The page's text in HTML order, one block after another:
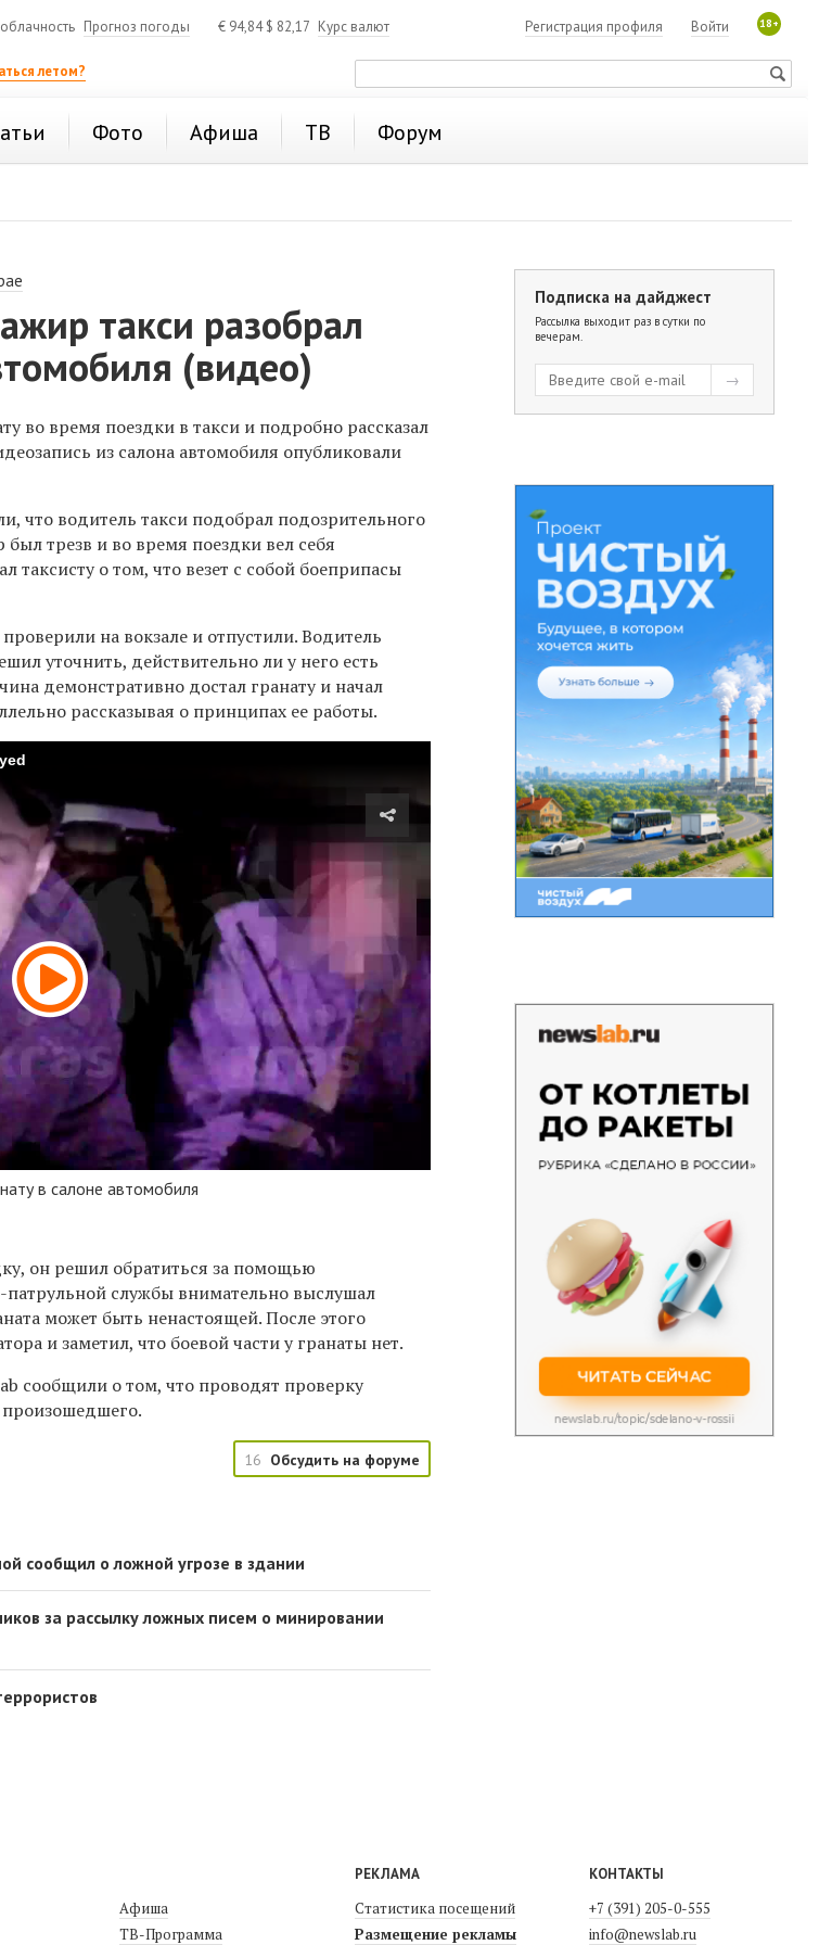
Прогноз погоды € 94,84$ 82,17 Курс валют 18+
Войти
Регистрация профиля
летом?
Фото Афиша ТВ Форум
такси разобрал
(видео)
во время поездки в такси и подробно рассказал
из салона автомобиля опубликовали
что водитель такси подобрал подозрительного
трезв и во время поездки вел себя
таксисту о том, что везет с собой боеприпасы
на вокзале и отпустили. Водитель
уточнить, действительно ли у него есть
демонстративно достал гранату и начал
рассказывая о принципах ее работы.
в салоне автомобиля
он решил обратиться за помощью
службы внимательно выслушал
может быть ненастоящей. После этого
и заметил, что боевой части у гранаты нет.
сообщили о том, что проводят проверку
16 Обсудить на форуме
сообщил о ложной угрозе в здании
за рассылку ложных писем о минировании
Подписка на дайджест
Рассылка выходит раз в сутки по
вечерам.
Афиша
ТВ-Программа
РЕКЛАМА
Статистика посещений
Размещение рекламы
КОНТАКТЫ
+7 (391) 205-0-555
info@newslab.ru